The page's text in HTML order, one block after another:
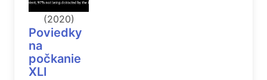
(2020)
Poviedky
na
počkanie
XLI